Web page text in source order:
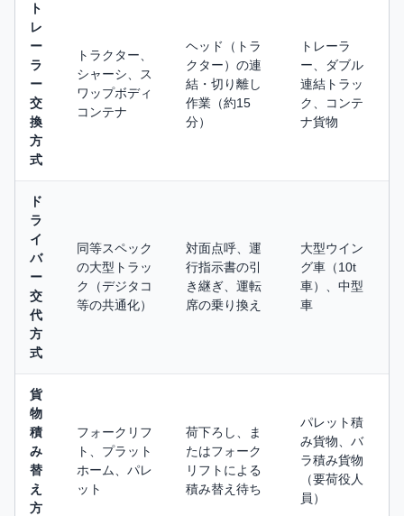
ト
レ
ー
ラ
ー
交
換
方
式
トラクター、
シャーシ、ス
ワップボディ
コンテナ
ヘッド（トラ
クター）の連
結・切り離し
作業（約15
分）
トレーラ
ー、ダブル
連結トラッ
ク、コンテ
ナ貨物
ド
ラ
イ
バ
ー
交
代
方
式
同等スペック
の大型トラッ
ク（デジタコ
等の共通化）
対面点呼、運
行指示書の引
き継ぎ、運転
席の乗り換え
大型ウイン
グ車（10t
車）、中型
車
貨
物
積
み
替
え
方
フォークリフ
ト、プラット
ホーム、パレ
ット
荷下ろし、ま
たはフォーク
リフトによる
積み替え待ち
パレット積
み貨物、バ
ラ積み貨物
（要荷役人
員）